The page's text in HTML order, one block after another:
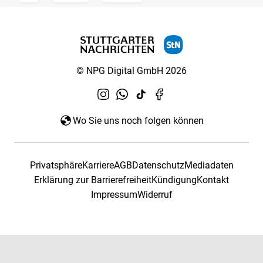
© NPG Digital GmbH 2026
Wo Sie uns noch folgen können
PrivatsphäreKarriereAGBDatenschutzMediadaten
Erklärung zur BarrierefreiheitKündigungKontakt
ImpressumWiderruf